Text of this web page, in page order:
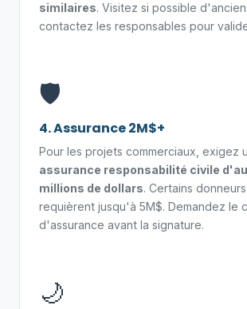
similaires. Visitez si possible
contactez les responsables pour
🛡️
4. Assurance 2M$+
Pour les projets commerciaux, exigez
assurance responsabilité civile
millions de dollars. Certains
requièrent jusqu'à 5M$. Demandez le
d'assurance avant la signature.
🌙